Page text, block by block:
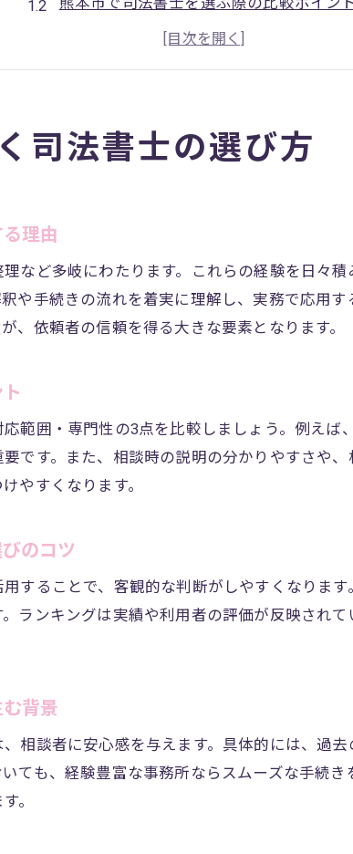
料金やランキングを活用した司法書士選
司法書士事務所の積み重ねが安心感を生
安心感を重視するなら司法書士の経験に注目
司法書士の経験値が安心感に与える影響と
積み重ねた知識がもたらす司法書士の強
司法書士への相談で不安を解決する秘訣
料金体系が明瞭な司法書士に相談する利点
積み重ねた実績が不安解消につながる理
司法書士の専門性が解決力に直結する仕組
司法書士の日々の積み重ねが信頼につなが
熊本市で評価される司法書士の努力と実績
業務範囲の拡大が司法書士の強みを生む
信頼できる司法書士を見極めるポイント
司法書士の信頼性を判断する積み重ねの
口コミやランキングでわかる司法書士の
司法書士の選び方
理由
など多岐にわたります。これらの経験を日々
や手続きの流れを着実に理解し、実務で応用
、依頼者の信頼を得る大きな要素となります。
範囲・専門性の3点を比較しましょう。例え
です。また、相談時の説明の分かりやすさや
やすくなります。
のコツ
することで、客観的な判断がしやすくなりま
ランキングは実績や利用者の評価が反映され
背景
相談者に安心感を与えます。具体的には、過
ても、経験豊富な事務所ならスムーズな手続
。